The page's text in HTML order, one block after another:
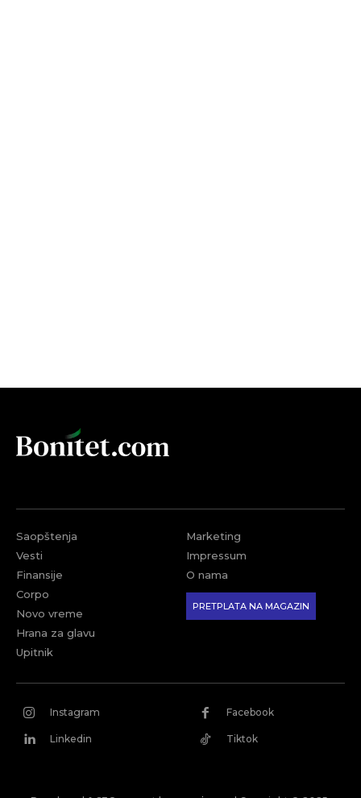
Saopštenja
Vesti
Finansije
Corpo
Novo vreme
Hrana za glavu
Upitnik
Marketing
Impressum
O nama
PRETPLATA NA MAGAZIN
Instagram Facebook
Linkedin Tiktok